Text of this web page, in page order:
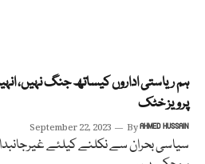
ہم ریاستی اداروں کیساتھ جنگ نہیں،
پرویز خٹک
September 22, 2023 ByAHMED HUSSAIN
سیاسی بحران سے نکلنے کیلئے